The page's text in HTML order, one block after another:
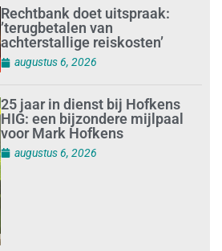
Rechtbank doet uitspraak:
’terugbetalen van
achterstallige reiskosten’
augustus 6, 2026
25 jaar in dienst bij Hofkens
HIG: een bijzondere mijlpaal
voor Mark Hofkens
augustus 6, 2026